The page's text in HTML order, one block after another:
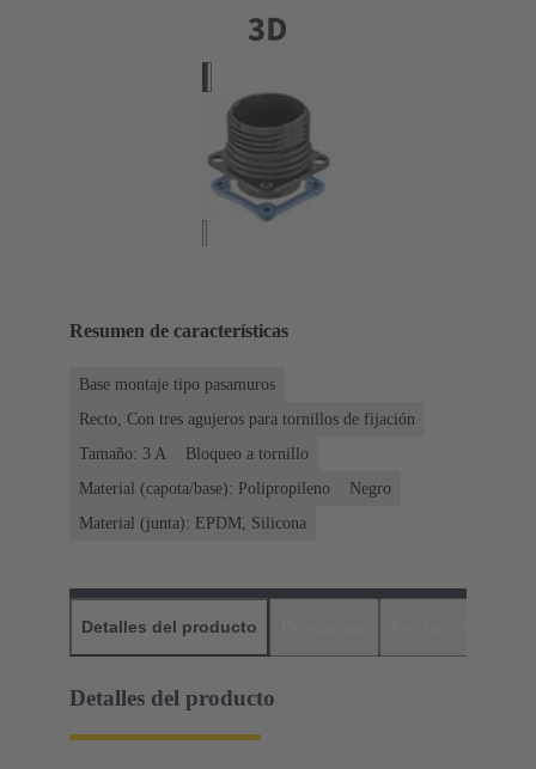
Resumen de características
Base montaje tipo pasamuros
Recto, Con tres agujeros para tornillos de fijación
Tamaño: 3 A
Bloqueo a tornillo
Material (capota/base): Polipropileno
Negro
Material (junta): EPDM, Silicona
Detalles del producto
Detalles del producto